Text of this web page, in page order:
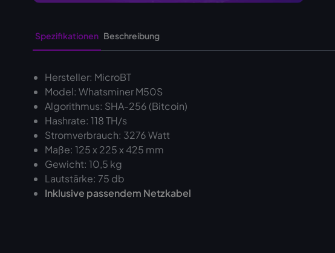
Spezifikationen Beschreibung
Hersteller: MicroBT
Model: Whatsminer M50S
Algorithmus: SHA-256 (Bitcoin)
Hashrate: 118 TH/s
Stromverbrauch: 3276 Watt
Maße: 125 x 225 x 425 mm
Gewicht: 10,5 kg
Lautstärke: 75 db
Inklusive passendem Netzkabel